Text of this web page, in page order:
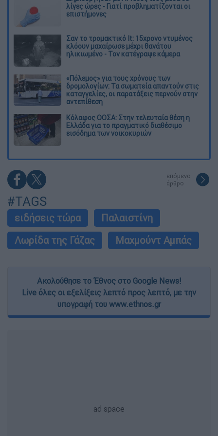
λίγες ώρες - Γιατί προβληματίζονται οι
επιστήμονες
Σαν το τρομακτικό It: 15χρονο ντυμένος
κλόουν μαχαίρωσε μέχρι θανάτου
ηλικιωμένο - Τον κατέγραψε κάμερα
«Πόλεμος» για τους χρόνους των
δρομολογίων: Τα σωματεία απαντούν στις
καταγγελίες, οι παρατάξεις περνούν στην
αντεπίθεση
Κόλαφος ΟΟΣΑ: Στην τελευταία θέση η
Ελλάδα για το πραγματικό διαθέσιμο
εισόδημα των νοικοκυριών
επόμενο
άρθρο
#TAGS
ειδήσεις τώρα
Παλαιστίνη
Λωρίδα της Γάζας
Μαχμούντ Αμπάς
Ακολούθησε το Έθνος στο Google News!
Live όλες οι εξελίξεις λεπτό προς λεπτό, με την
υπογραφή του www.ethnos.gr